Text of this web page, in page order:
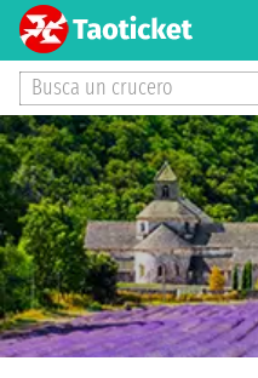
Busca un crucero